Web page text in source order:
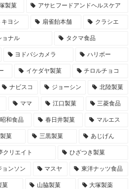
製菓 アサヒフードアンドヘルスケア
キヨシ 扇雀飴本舗 クラシエ
ョナル タクマ食品
ヨドバシカメラ ハリボー
イケダヤ製菓 チロルチョコ
ナビスコ ジョーシン 北陸製菓
ママ 江口製菓 三菱食品
昭和食品 春日井製菓 マルエス
菓 三黒製菓 あじげん
クリエイト ひざつき製菓
ョンソン マスヤ 東洋ナッツ食品
菓 山脇製菓 大塚製薬